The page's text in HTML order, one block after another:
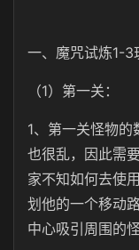
一、魔咒试炼1-3
（1）第一关：
1、第一关怪物
也很乱，因此需
家不知如何去使
划他的一个移动
中心吸引周围的怪